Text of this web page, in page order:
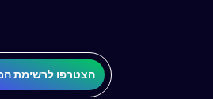
הצטרפו לרשימת